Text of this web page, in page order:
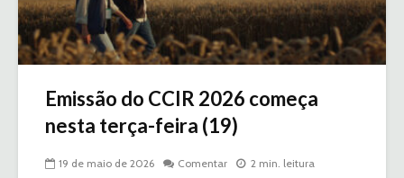
Emissão do CCIR 2026 começa
nesta terça-feira (19)
19 de maio de 2026 Comentar 2 min. leitura